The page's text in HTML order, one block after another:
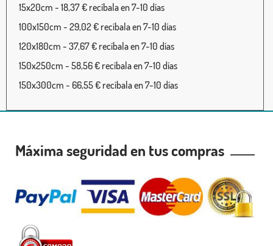
15x20cm - 18,37 € recíbala en 7-10 días
100x150cm - 29,02 € recíbala en 7-10 días
120x180cm - 37,67 € recíbala en 7-10 días
150x250cm - 58,56 € recíbala en 7-10 días
150x300cm - 66,55 € recíbala en 7-10 días
Máxima seguridad en tus compras